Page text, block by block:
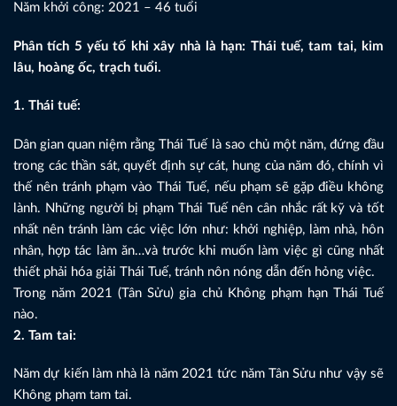
Năm khởi công: 2021 – 46 tuổi
Phân tích 5 yếu tố khi xây nhà là hạn: Thái tuế, tam tai, kim
lâu, hoàng ốc, trạch tuổi.
1. Thái tuế:
Dân gian quan niệm rằng Thái Tuế là sao chủ một năm, đứng đầu
trong các thần sát, quyết định sự cát, hung của năm đó, chính vì
thế nên tránh phạm vào Thái Tuế, nếu phạm sẽ gặp điều không
lành. Những người bị phạm Thái Tuế nên cân nhắc rất kỹ và tốt
nhất nên tránh làm các việc lớn như: khởi nghiệp, làm nhà, hôn
nhân, hợp tác làm ăn…và trước khi muốn làm việc gì cũng nhất
thiết phải hóa giải Thái Tuế, tránh nôn nóng dẫn đến hỏng việc.
Trong năm 2021 (Tân Sửu) gia chủ Không phạm hạn Thái Tuế
nào.
2. Tam tai:
Năm dự kiến làm nhà là năm 2021 tức năm Tân Sửu như vậy sẽ
Không phạm tam tai.